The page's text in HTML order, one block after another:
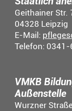
Geithainer Str.
04328 Leipzig
E-Mail:
Telefon:
VMKB
Außenstelle
Wurzner